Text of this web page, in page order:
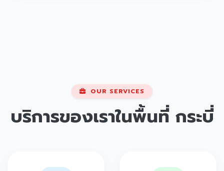
OUR SERVICES
บริการของเราในพื้นที่ กระบี่